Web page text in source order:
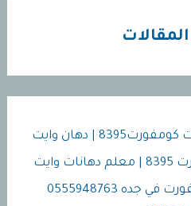
لون وايت كومفورت8395 | دهان وايت
كومفورت 8395 | معلم دهانات وايت
في جده 0555948763